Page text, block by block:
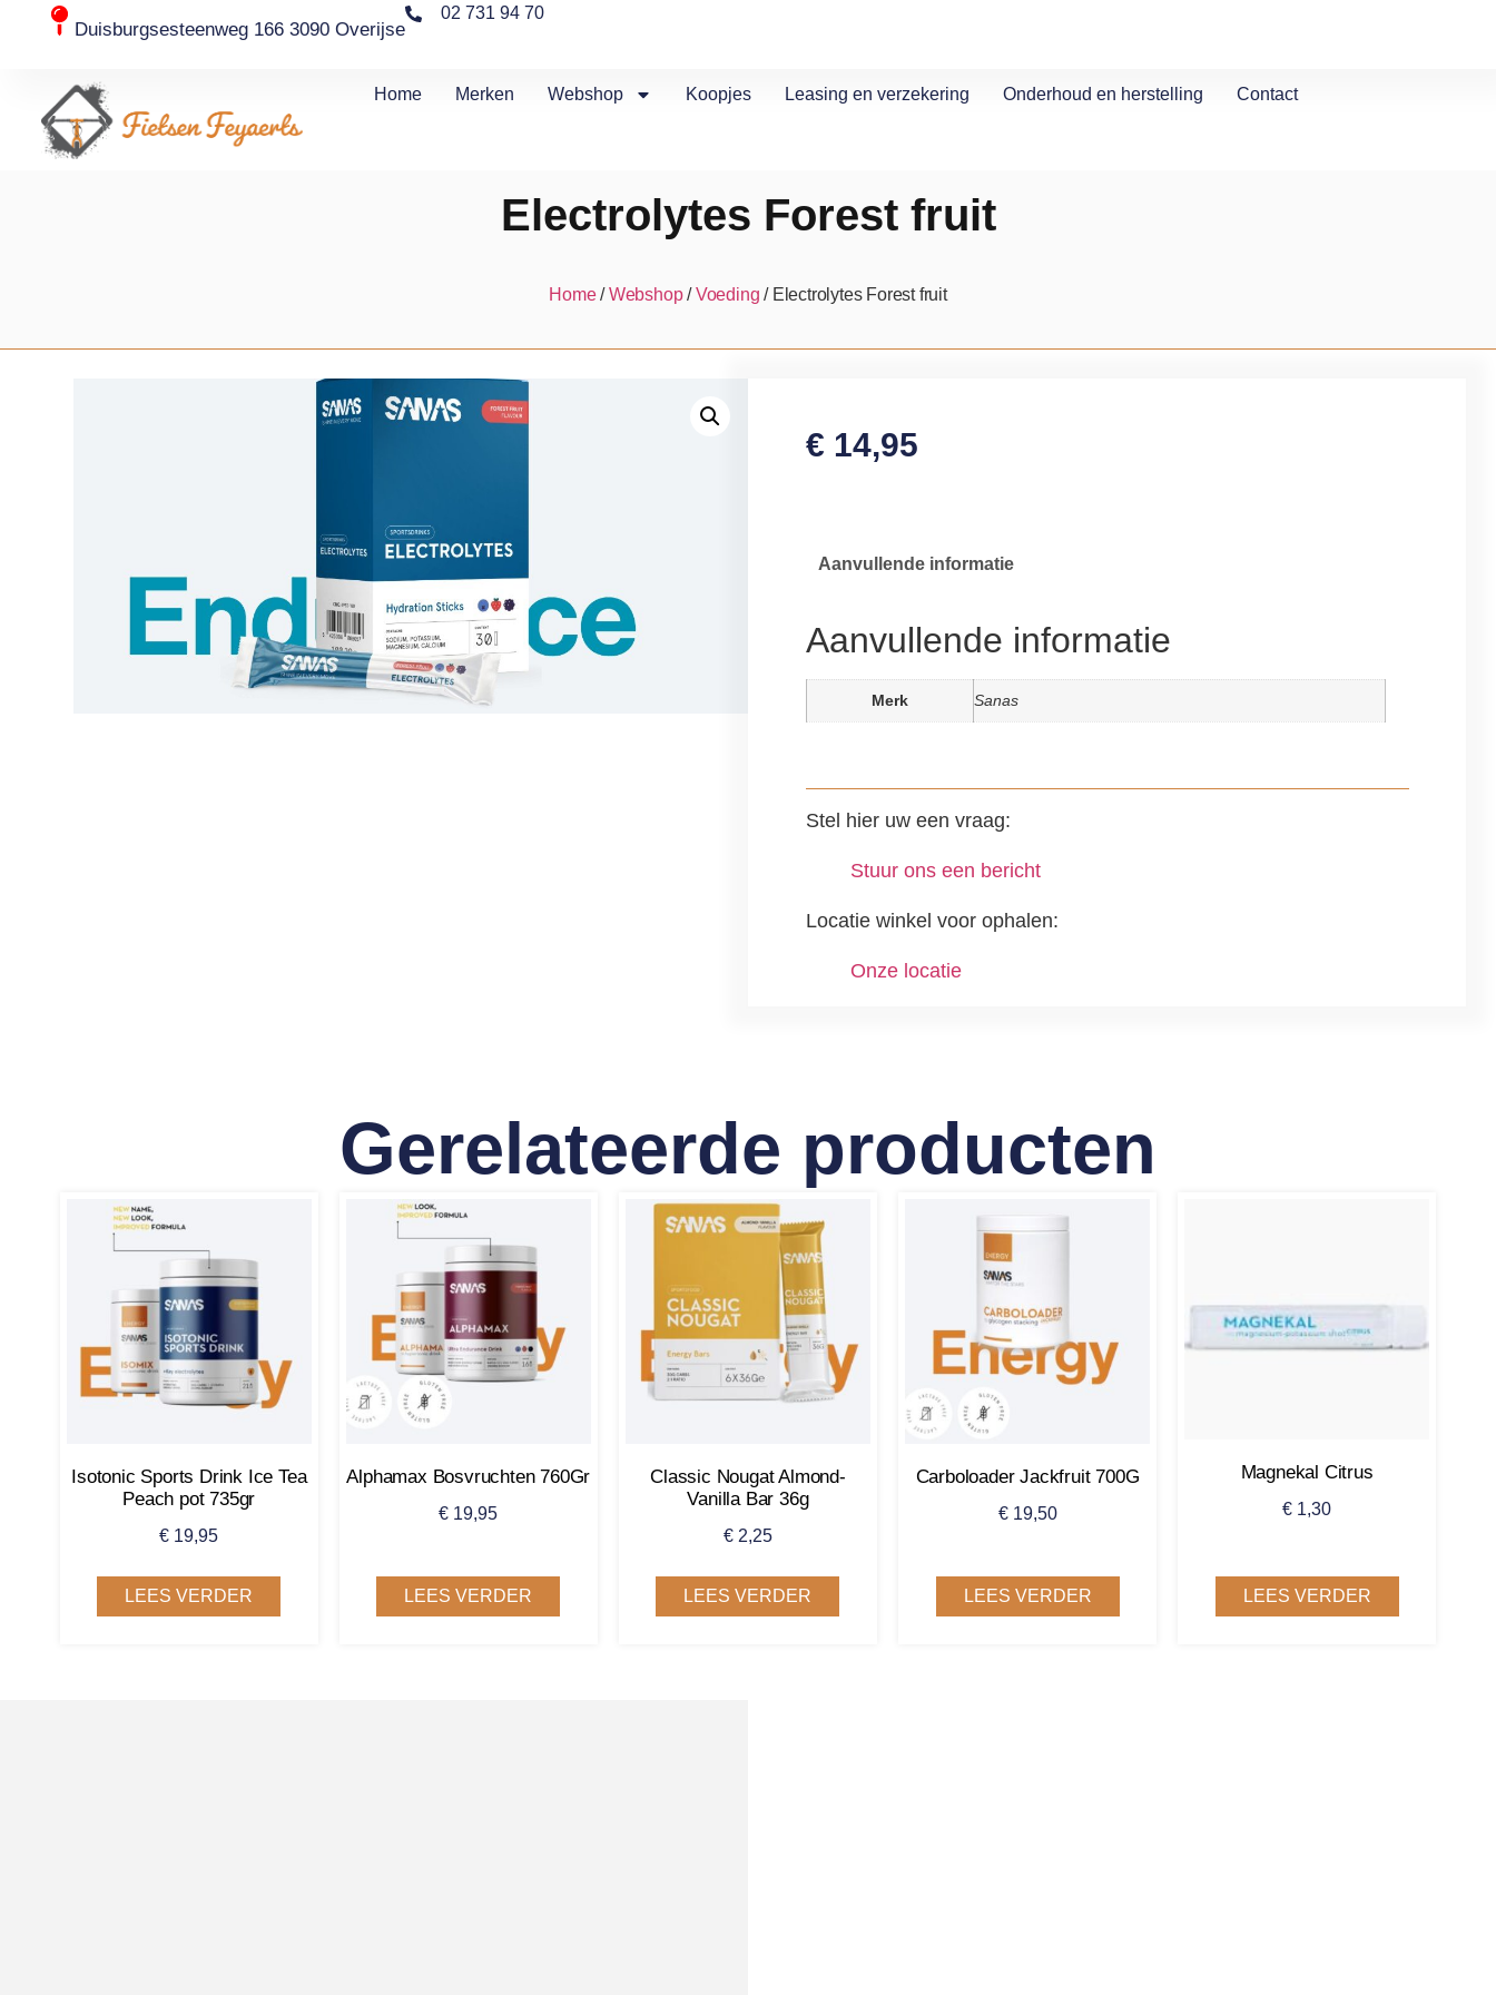
Duisburgsesteenweg 166 3090 Overijse
02 731 94 70
Home Merken Webshop Koopjes Leasing en verzekering Onderhoud en herstelling Contact
Electrolytes Forest fruit
Home/Webshop/Voeding / Electrolytes Forest fruit
€ 14,95
Aanvullende informatie
Aanvullende informatie
Merk Sanas
Stel hier uw een vraag:
Stuur ons een bericht
Locatie winkel voor ophalen:
Onze locatie
Gerelateerde producten
Isotonic Sports Drink Ice Tea
Peach pot 735gr
€ 19,95
LEES VERDER
Alphamax Bosvruchten 760Gr
€ 19,95
LEES VERDER
Classic Nougat Almond-
Vanilla Bar 36g
€2,25
LEES VERDER
Carboloader Jackfruit 700G
€19,50
LEES VERDER
Magnekal Citrus
€ 1,30
LEES VERDER